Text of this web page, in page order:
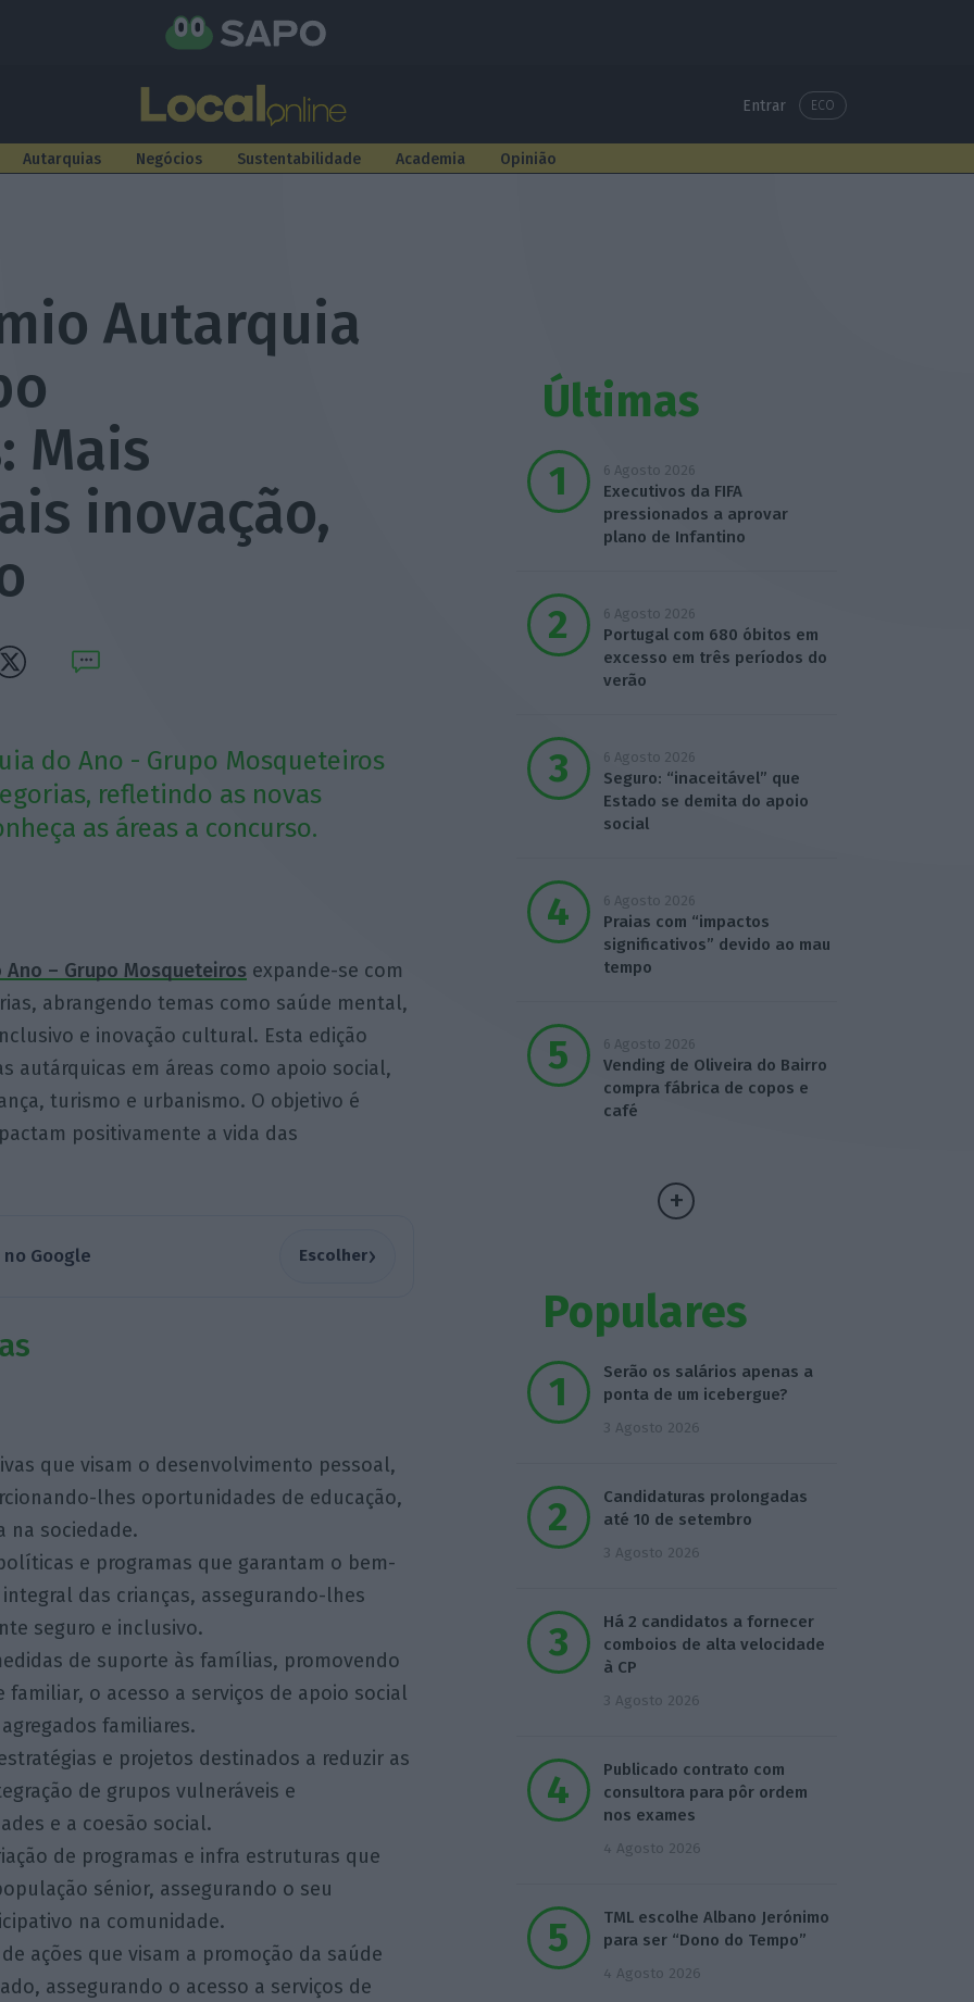
Entrar ECO
Autarquias Negócios Sustentabilidade Academia Opinião
Autarquia
Mais
inovação,
do Ano - Grupo Mosqueteiros
refletindo as novas
as áreas a concurso.
– Grupo Mosqueteiros expande-se com
abrangendo temas como saúde mental,
e inovação cultural. Esta edição
autárquicas em áreas como apoio social,
turismo e urbanismo. O objetivo é
positivamente a vida das
Google Escolher›
que visam o desenvolvimento pessoal,
lhes oportunidades de educação,
na sociedade.
e programas que garantam o bem-
das crianças, assegurando-lhes
seguro e inclusivo.
de suporte às famílias, promovendo
o acesso a serviços de apoio social
familiares.
e projetos destinados a reduzir as
de grupos vulneráveis e
e a coesão social.
de programas e infra estruturas que
sénior, assegurando o seu
na comunidade.
ações que visam a promoção da saúde
assegurando o acesso a serviços de
Últimas
6 Agosto 2026
Executivos da FIFA
pressionados a aprovar
plano de Infantino
6 Agosto 2026
Portugal com 680 óbitos em
excesso em três períodos do
verão
6 Agosto 2026
Seguro: “inaceitável” que
Estado se demita do apoio
social
6 Agosto 2026
Praias com “impactos
significativos” devido ao mau
tempo
6 Agosto 2026
Vending de Oliveira do Bairro
compra fábrica de copos e
café
Populares
Serão os salários apenas a
ponta de um icebergue?
3 Agosto 2026
Candidaturas prolongadas
até 10 de setembro
3 Agosto 2026
Há 2 candidatos a fornecer
comboios de alta velocidade
à CP
3 Agosto 2026
Publicado contrato com
consultora para pôr ordem
nos exames
4 Agosto 2026
TML escolhe Albano Jerónimo
para ser “Dono do Tempo”
4 Agosto 2026